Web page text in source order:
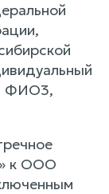
ФИО3,
к ООО